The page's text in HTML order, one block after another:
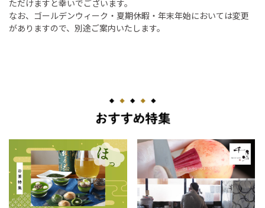
ただけますと幸いでございます。
なお、ゴールデンウィーク・夏期休暇・年末年始においては変更
がありますので、別途ご案内いたします。